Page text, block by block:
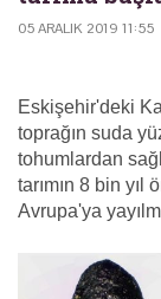
05 ARALIK 2019 11:55
Eskişehir'deki
toprağın suda
tohumlardan
tarımın 8 bin yıl
Avrupa'ya